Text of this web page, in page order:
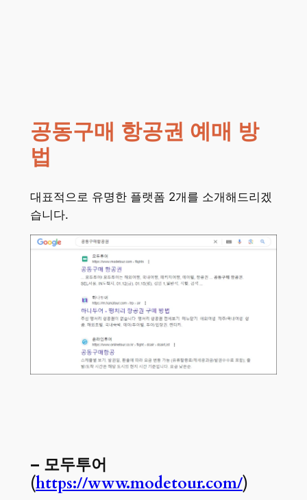
공동구매 항공권 예매 방
법
대표적으로 유명한 플랫폼 2개를 소개해드리겠
습니다.
– 모두투어
(https://www.modetour.com/)